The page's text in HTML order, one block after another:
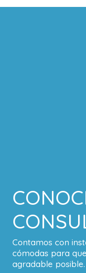
Contamos con
cómodas para
agradable posible.